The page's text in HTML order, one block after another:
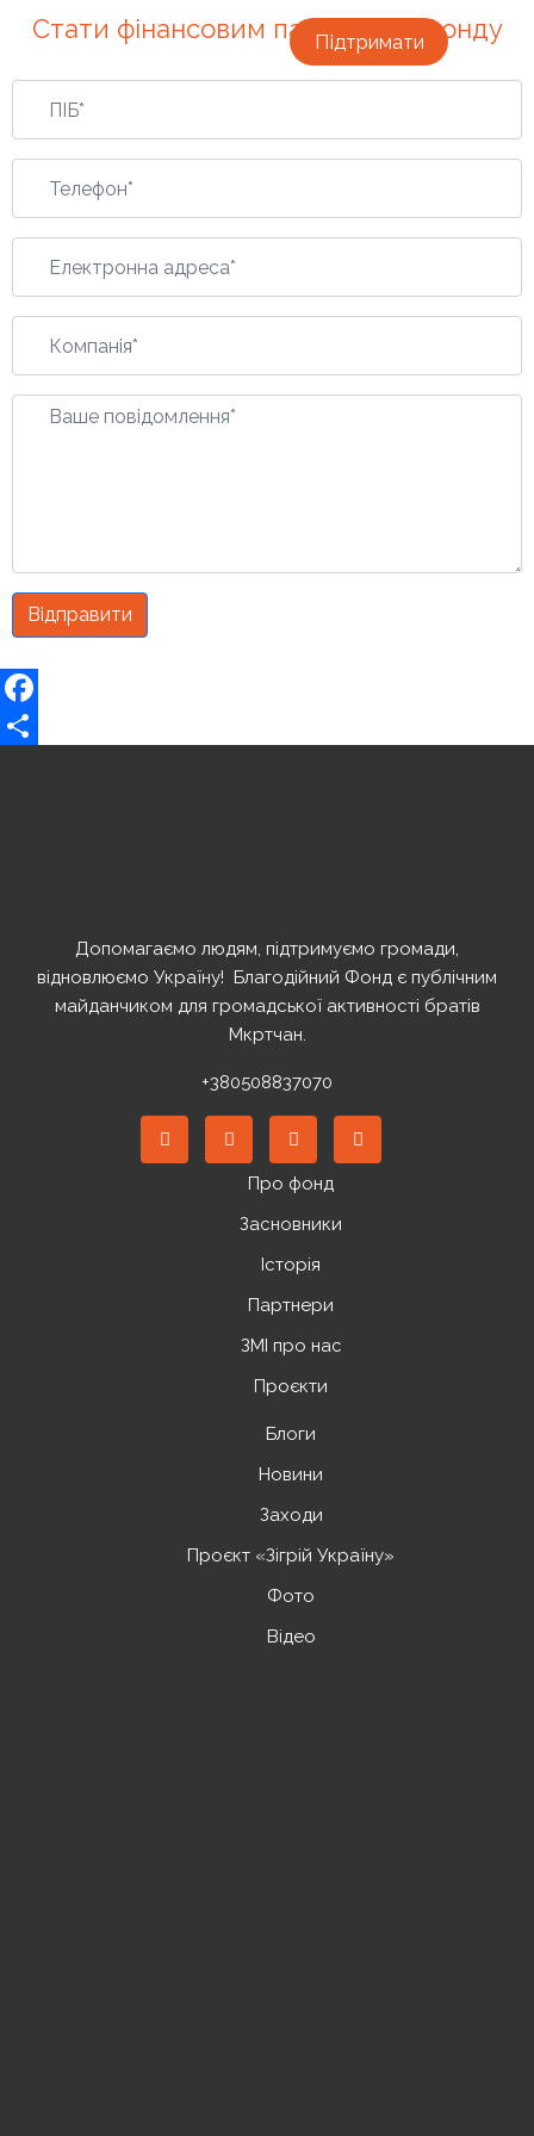
Підтримати
Стати фінансовим партнером фонду
Відправити
Facebook
Допомагаємо людям, підтримуємо громади,
відновлюємо Україну! ️ Благодійний Фонд є публічним
майданчиком для громадської активності братів
Мкртчан.
+380508837070
Про фонд
Засновники
Історія
Партнери
ЗМІ про нас
Проєкти
Блоги
Новини
Заходи
Проєкт «Зігрій Україну»
Фото
Відео